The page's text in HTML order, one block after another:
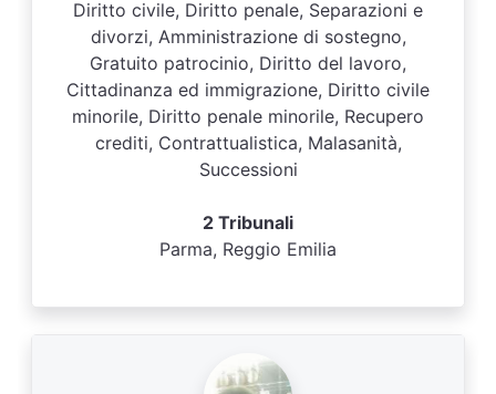
Diritto civile, Diritto penale, Separazioni e
divorzi, Amministrazione di sostegno,
Gratuito patrocinio, Diritto del lavoro,
Cittadinanza ed immigrazione, Diritto civile
minorile, Diritto penale minorile, Recupero
crediti, Contrattualistica, Malasanità,
Successioni
2 Tribunali
Parma, Reggio Emilia